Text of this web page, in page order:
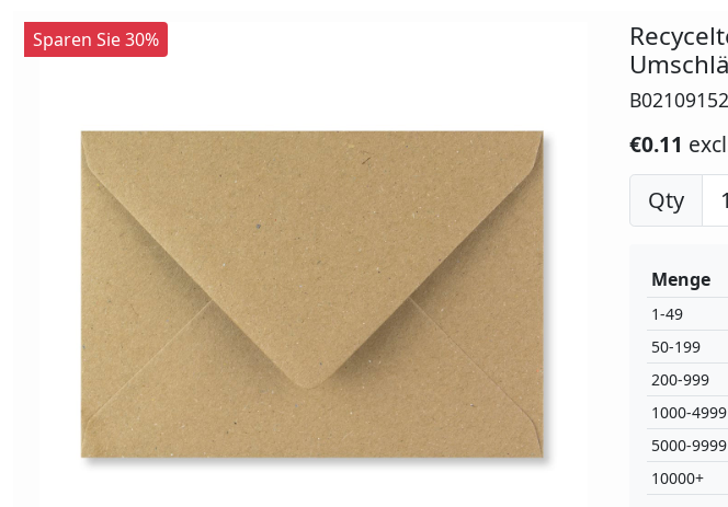
Sparen Sie 30%
B02109152
€0.11
Qty
Menge
1-49
50-199
200-999
1000-4999
5000-9999
10000+